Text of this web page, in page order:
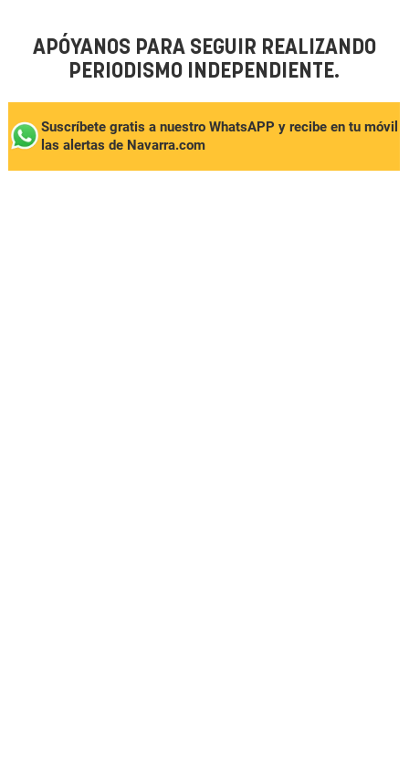
APÓYANOS PARA SEGUIR REALIZANDO
PERIODISMO INDEPENDIENTE.
Suscríbete gratis a nuestro WhatsAPP y recibe en tu móvil
las alertas de Navarra.com